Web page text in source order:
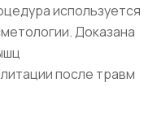
используется
Доказана
после травм